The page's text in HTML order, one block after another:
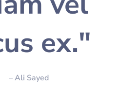
ex."
– Ali Sayed